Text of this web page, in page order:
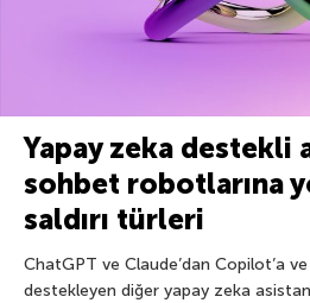
Yapay zeka destekli
sohbet robotlarına
saldırı türleri
ChatGPT ve Claude’dan Copilot’a
destekleyen diğer yapay zeka